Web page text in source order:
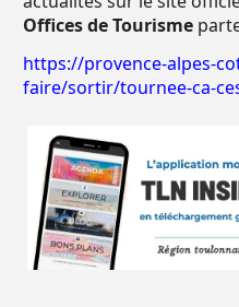
Offices de Tourisme
https://provence-alpes-
faire/sortir/tournee-ca-